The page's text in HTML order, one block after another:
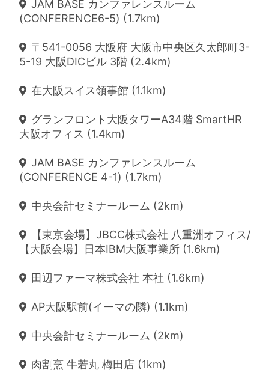
JAM BASE カンファレンスルーム
(CONFERENCE6-5) (1.7km)
〒541-0056 大阪府 大阪市中央区久太郎町3-
5-19 大阪DICビル 3階 (2.4km)
在大阪スイス領事館 (1.1km)
グランフロント大阪タワーA34階 SmartHR
大阪オフィス (1.4km)
JAM BASE カンファレンスルーム
(CONFERENCE 4-1) (1.7km)
中央会計セミナールーム (2km)
【東京会場】JBCC株式会社 八重洲オフィス/
【大阪会場】日本IBM大阪事業所 (1.6km)
田辺ファーマ株式会社 本社 (1.6km)
AP大阪駅前(イーマの隣) (1.1km)
中央会計セミナールーム (2km)
肉割烹 牛若丸 梅田店 (1km)